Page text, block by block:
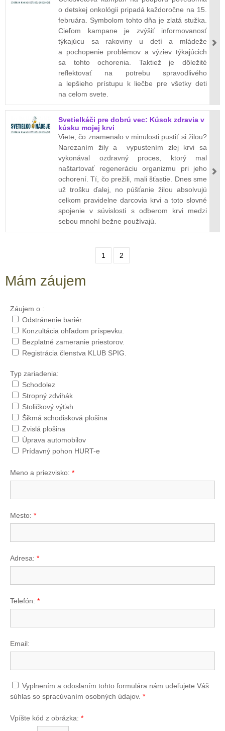
o detskej onkológii pripadá každoročne na 15.
februára. Symbolom tohto dňa je zlatá stužka.
Cieľom kampane je zvýšiť informovanosť
týkajúcu sa rakoviny u detí a mládeže
a pochopenie problémov a výziev týkajúcich
sa tohto ochorenia. Taktiež je dôležité
reflektovať na potrebu spravodlivého
a lepšieho prístupu k liečbe pre všetky deti
na celom svete.
Svetielkáči pre dobrú vec: Kúsok zdravia v
kúsku mojej krvi
Viete, čo znamenalo v minulosti pustiť si žilou?
Narezaním žily a vypustením zlej krvi sa
vykonával ozdravný proces, ktorý mal
naštartovať regeneráciu organizmu pri jeho
ochorení. Tí, čo prežili, mali šťastie. Dnes sme
už trošku ďalej, no púšťanie žilou absolvujú
celkom pravidelne darcovia krvi a toto slovné
spojenie v súvislosti s odberom krvi medzi
sebou mnohí bežne používajú.
1 2
Mám záujem
Záujem o :
Odstránenie bariér.
Konzultácia ohľadom príspevku.
Bezplatné zameranie priestorov.
Registrácia členstva KLUB SPIG.
Typ zariadenia:
Schodolez
Stropný zdvihák
Stoličkový výťah
Šikmá schodisková plošina
Zvislá plošina
Úprava automobilov
Prídavný pohon HURT-e
Meno a priezvisko: *
Mesto: *
Adresa: *
Telefón: *
Email:
Vyplnením a odoslaním tohto formulára nám udeľujete Váš
súhlas so spracúvaním osobných údajov. *
Vpíšte kód z obrázka: *